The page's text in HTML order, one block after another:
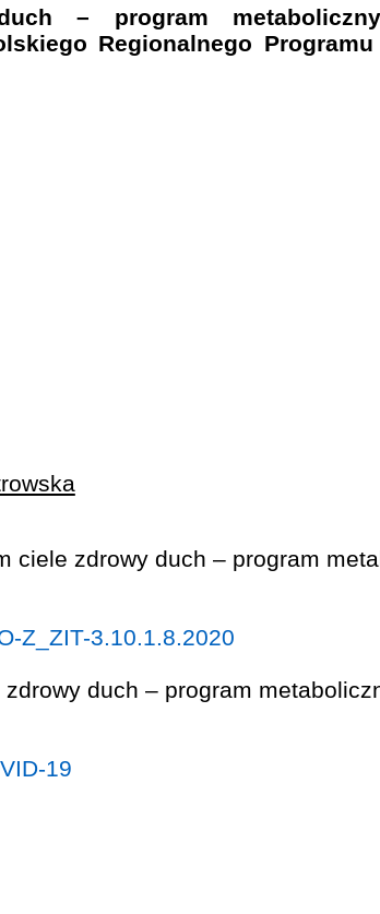
– program
Regionalnego
Z_ZIT-3.10.1.8.2020
19